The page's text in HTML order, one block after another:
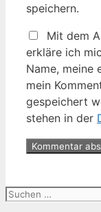
speichern.
Mit dem
erkläre ich
Name, meine
mein
gespeichert
stehen in der
Suche